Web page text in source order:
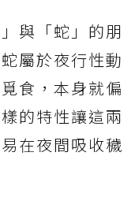
與「蛇」的朋
屬於夜行性動
食，本身就偏
的特性讓這兩
在夜間吸收穢